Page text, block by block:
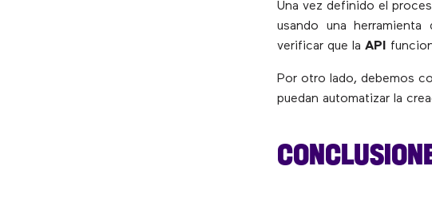
Una vez definido el
usando una
verificar que la API
Por otro lado, debemos
puedan automatizar la